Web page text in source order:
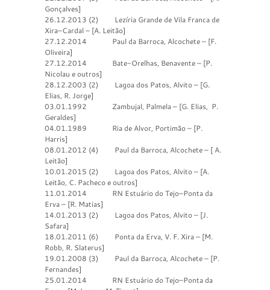
Gonçalves]
26.12.2013 (2) Lezíria Grande de Vila Franca de
Xira–Cardal – [A. Leitão]
27.12.2014 Paul da Barroca, Alcochete – [F.
Oliveira]
27.12.2014 Bate-Orelhas, Benavente – [P.
Nicolau e outros]
28.12.2003 (2) Lagoa dos Patos, Alvito – [G.
Elias, R. Jorge]
03.01.1992 Zambujal, Palmela – [G. Elias, P.
Geraldes]
04.01.1989 Ria de Alvor, Portimão – [P.
Harris]
08.01.2012 (4) Paul da Barroca, Alcochete – [ A.
Leitão]
10.01.2015 (2) Lagoa dos Patos, Alvito – [A.
Leitão, C. Pacheco e outros]
11.01.2014 RN Estuário do Tejo–Ponta da
Erva – [R. Matias]
14.01.2013 (2) Lagoa dos Patos, Alvito – [J.
Safara]
18.01.2011 (6) Ponta da Erva, V. F. Xira – [M.
Robb, R. Slaterus]
19.01.2008 (3) Paul da Barroca, Alcochete – [P.
Fernandes]
25.01.2014 RN Estuário do Tejo–Ponta da